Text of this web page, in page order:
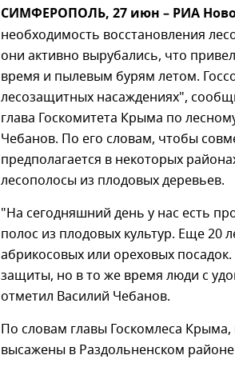
СИМФЕРОПОЛЬ, 27 июн – РИА
необходимость восстановления
они активно вырубались, что
время и пылевым бурям летом.
лесозащитных насаждениях",
глава Госкомитета Крыма по
Чебанов. По его словам, чтобы
предполагается в некоторых
лесополосы из плодовых деревьев.
"На сегодняшний день у нас есть
полос из плодовых культур. Еще 20
абрикосовых или ореховых
защиты, но в то же время люди с
отметил Василий Чебанов.
По словам главы Госкомлеса
высажены в Раздольненском